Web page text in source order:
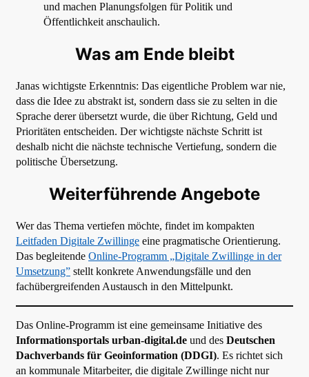
und machen Planungsfolgen für Politik und
Öffentlichkeit anschaulich.
Was am Ende bleibt
Janas wichtigste Erkenntnis: Das eigentliche Problem war nie,
dass die Idee zu abstrakt ist, sondern dass sie zu selten in die
Sprache derer übersetzt wurde, die über Richtung, Geld und
Prioritäten entscheiden. Der wichtigste nächste Schritt ist
deshalb nicht die nächste technische Vertiefung, sondern die
politische Übersetzung.
Weiterführende Angebote
Wer das Thema vertiefen möchte, findet im kompakten
Leitfaden Digitale Zwillinge eine pragmatische Orientierung.
Das begleitende Online-Programm „Digitale Zwillinge in der
Umsetzung” stellt konkrete Anwendungsfälle und den
fachübergreifenden Austausch in den Mittelpunkt.
Das Online-Programm ist eine gemeinsame Initiative des
Informationsportals urban-digital.de und des Deutschen
Dachverbands für Geoinformation (DDGI). Es richtet sich
an kommunale Mitarbeiter, die digitale Zwillinge nicht nur